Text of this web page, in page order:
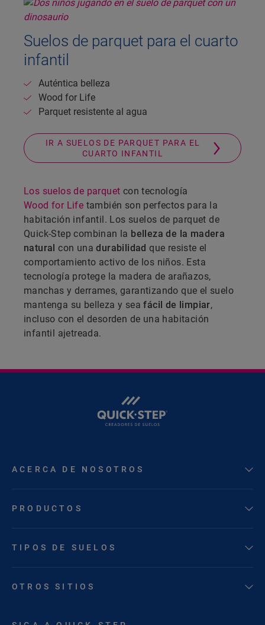
Suelos de parquet para el cuarto
infantil
Auténtica belleza
Wood for Life
Parquet resistente al agua
IR A SUELOS DE PARQUET PARA EL
CUARTO INFANTIL
Los suelos de parquet con tecnología
Wood for Life también son perfectos para la
habitación infantil. Los suelos de parquet de
Quick-Step combinan la belleza de la madera
natural con unadurabilidad que resiste el
comportamiento activo de los niños. Esta
tecnología protege la madera de arañazos,
manchas y derrames, garantizando que el suelo
mantenga su belleza y seafácil de limpiar,
incluso con el desorden de una habitación
infantil ajetreada.
ACERCA DE NOSOTROS
PRODUCTOS
TIPOS DE SUELOS
OTROS SITIOS